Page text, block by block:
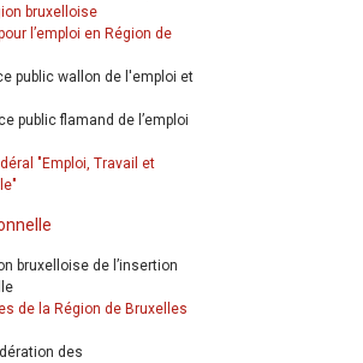
bruxelloise
l’emploi en Région de
public wallon de l'emploi et
public flamand de l’emploi
"Emploi, Travail et
bruxelloise de l’insertion
de la Région de Bruxelles
des